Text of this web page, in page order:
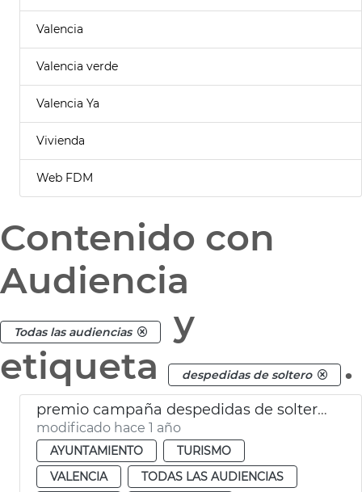
Valencia
Valencia verde
Valencia Ya
Vivienda
Web FDM
Contenido con
Audiencia
Todas las audiencias
y
etiqueta
despedidas de soltero .
premio campaña despedidas de soltero valència
modificado hace 1 año
AYUNTAMIENTO
TURISMO
VALENCIA
TODAS LAS AUDIENCIAS